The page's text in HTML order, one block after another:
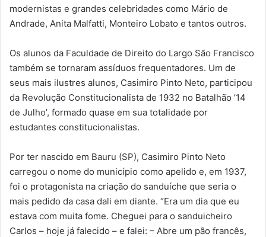
modernistas e grandes celebridades como Mário de
Andrade, Anita Malfatti, Monteiro Lobato e tantos outros.
Os alunos da Faculdade de Direito do Largo São Francisco
também se tornaram assíduos frequentadores. Um de
seus mais ilustres alunos, Casimiro Pinto Neto, participou
da Revolução Constitucionalista de 1932 no Batalhão ’14
de Julho’, formado quase em sua totalidade por
estudantes constitucionalistas.
Por ter nascido em Bauru (SP), Casimiro Pinto Neto
carregou o nome do município como apelido e, em 1937,
foi o protagonista na criação do sanduíche que seria o
mais pedido da casa dali em diante. “Era um dia que eu
estava com muita fome. Cheguei para o sanduicheiro
Carlos – hoje já falecido – e falei: – Abre um pão francês,